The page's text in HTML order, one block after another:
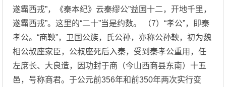
遂霸西戎”，《秦本纪》云秦缪公”益国十二，开地千里，
遂霸西戎”。这里的“二十”当是约数。 （7）“孝公”，即秦
孝公。“商鞅”，卫国公族，氏公孙，亦称公孙鞅，初为魏
相公叔座家臣，公叔座死后入秦，受到秦孝公重用，任
左庶长、大良造，因功封于商（今山西商县东南）十五
邑，号称商君。于公元前356年和前350年两次实行变